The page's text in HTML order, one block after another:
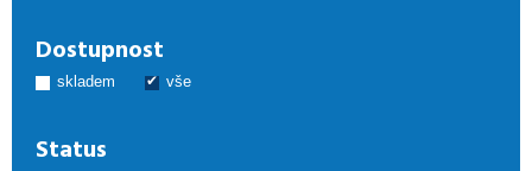
Dostupnost
skladem vše
Status